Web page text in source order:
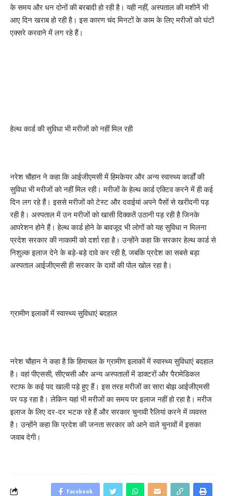
के समय और धन दोनों की बरबादी हो रही है। यही नहीं, अस्पताल की मशीनें भी
आए दिन खराब हो रही है। इस कारण चंद मिनटों के काम के लिए मरीजों को घंटों
एक्सरे करवाने में लग रहे हैं।
हेल्थ कार्ड की सुविधा भी मरीजों को नहीं मिल रही
नरेश चौहान ने कहा कि आईजीएमसी में हिमकेयर और अन्य स्वास्थ्य कार्डों की
सुविधा भी मरीजों को नहीं मिल रही। मरीजों के हेल्थ कार्ड एक्टिव करने में ही कई
दिन लग रहे हैं। इससे मरीजों को टेस्ट और दवाईयां अपने पैसों से खरीदनी पड़
रही है। अस्पताल में उन मरीजों को खासी दिक्कतें उठानी पड़ रही है जिनके
आपरेशन होने हैं। हेल्थ कार्ड होने के बावजूद भी लोगों को यह सुविधा न मिलना
प्रदेश सरकार की नाकामी को दर्शा रहा है। उन्होंने कहा कि सरकार हेल्थ कार्ड से
निशुल्क इलाज देने के बड़े-बड़े दावे कर रही है, जबकि प्रदेश का सबसे बड़ा
अस्पताल आईजीएमसी ही सरकार के दावों की पोल खोल रहा है।
ग्रामीण इलाकों में स्वास्थ्य सुविधाएं बदहाल
नरेश चौहान ने कहा है कि हिमाचल के ग्रामीण इलाकों में स्वास्थ्य सुविधाएं बदहाल
है। वहां पीएससी, सीएचसी और अन्य अस्पतालों में डाक्टरों और पैरामेडिकल
स्टाफ के कई पद खाली पड़े हुए हैं। इस तरह मरीजों का सारा बोझ आईजीएमसी
पर पड़ रहा है। लेकिन यहां भी मरीजों का समय पर इलाज नहीं हो रहा है। मरीज
इलाज के लिए दर-दर भटक रहे हैं और सरकार चुनावी रैलियां करने में व्यवस्त
है। उन्होंने कहा कि प्रदेश की जनता सरकार को आने वाले चुनावों में इसका
जवाब देगी।
Facebook